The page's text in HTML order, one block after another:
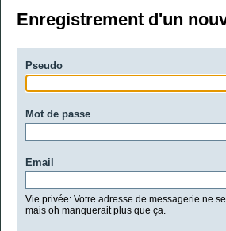
Enregistrement d'un
Pseudo
Mot de passe
Email
Vie privée: Votre adresse de messagerie ne
mais oh manquerait plus que ça.